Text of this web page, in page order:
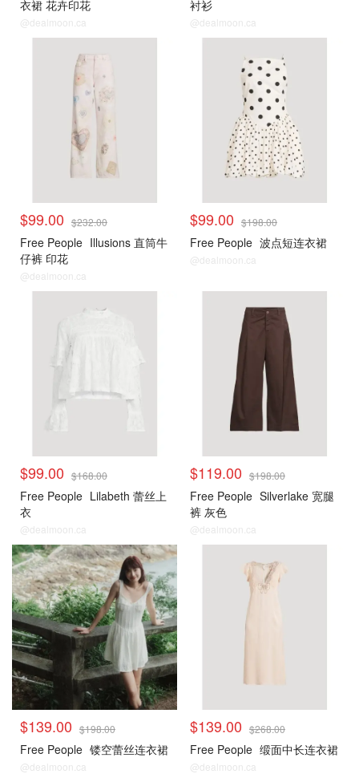
衣裙 花卉印花
@dealmoon.ca
衬衫
@dealmoon.ca
$99.00 $232.00
Free People Illusions 直筒牛
仔裤 印花
@dealmoon.ca
$99.00 $198.00
Free People 波点短连衣裙
@dealmoon.ca
$99.00 $168.00
Free People Lilabeth 蕾丝上
衣
@dealmoon.ca
$119.00 $198.00
Free People Silverlake 宽腿
裤 灰色
@dealmoon.ca
$139.00 $198.00
Free People 镂空蕾丝连衣裙
@dealmoon.ca
$139.00 $268.00
Free People 缎面中长连衣裙
@dealmoon.ca